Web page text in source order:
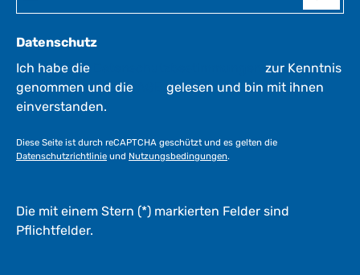
Datenschutz
Ich habe die
zur Kenntnis
genommen und die
gelesen und bin mit ihnen
einverstanden.
Diese Seite ist durch reCAPTCHA geschützt und es gelten die
Datenschutzrichtlinie und Nutzungsbedingungen.
Die mit einem Stern (*) markierten Felder sind
Pflichtfelder.